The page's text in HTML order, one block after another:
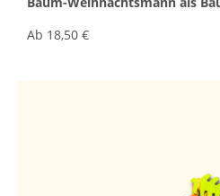
Ab 18,50 €